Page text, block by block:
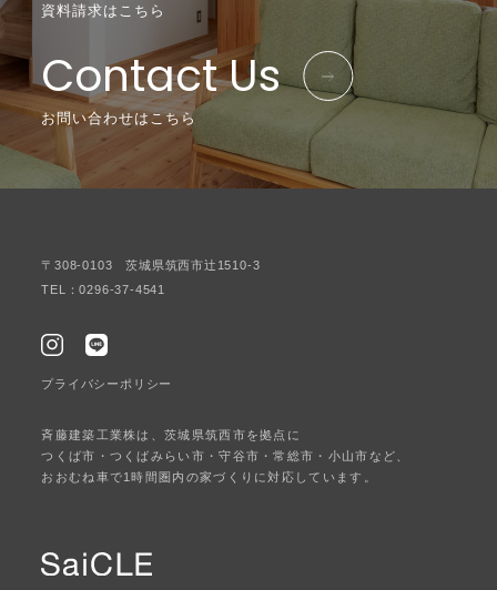
資料請求はこちら
Contact Us
お問い合わせはこちら
〒308-0103 茨城県筑西市辻1510-3
TEL：0296-37-4541
プライバシーポリシー
斉藤建築工業株は、茨城県筑西市を拠点に
つくば市・つくばみらい市・守谷市・常総市・小山市など、
おおむね車で1時間圏内の家づくりに対応しています。